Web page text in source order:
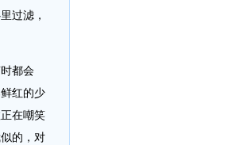
过滤，
都会
红的少
在嘲笑
的，对